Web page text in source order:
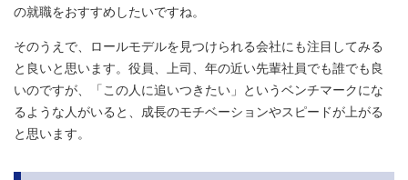
の就職をおすすめしたいですね。
そのうえで、ロールモデルを見つけられる会社にも注目してみる
と良いと思います。役員、上司、年の近い先輩社員でも誰でも良
いのですが、「この人に追いつきたい」というベンチマークにな
るような人がいると、成長のモチベーションやスピードが上がる
と思います。